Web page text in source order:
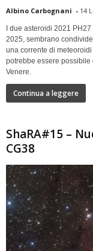
Albino Carbognani - 14
I due asteroidi 2021
2025, sembrano
una corrente di
potrebbe essere possibile
Venere.
Continua a leggere
ShaRA#15 –
CG38